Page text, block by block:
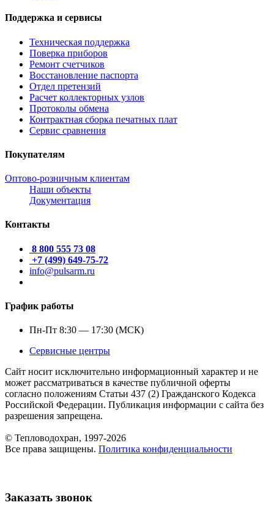
Поддержка и сервисы
Техническая поддержка
Поверка приборов
Ремонт счетчиков
Восстановление паспорта
Отдел претензий
Расчет коллекторных узлов
Протоколы обмена
Контрактная сборка печатных плат
Сервис сравнения
Покупателям
Оптово-розничным клиентам
Наши объекты
Документация
Контакты
8 800 555 73 08
+7 (499) 649-75-72
info@pulsarm.ru
График работы
Пн-Пт 8:30 — 17:30 (МСК)
Сервисные центры
Сайт носит исключительно информационный характер и не
может рассматриваться в качестве публичной оферты
согласно положениям Статьи 437 (2) Гражданского Кодекса
Российской Федерации. Публикация информации с сайта без
разрешения запрещена.
© Тепловодохран, 1997-2026
Все права защищены. Политика конфиденциальности
Заказать звонок